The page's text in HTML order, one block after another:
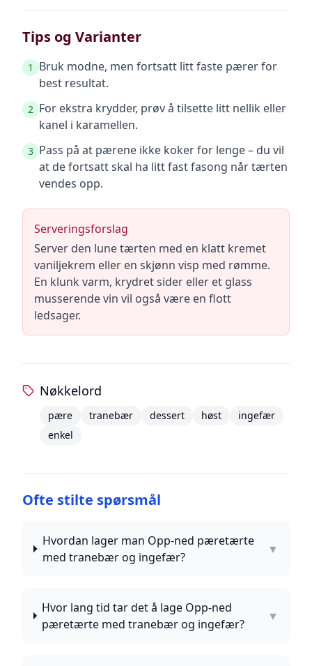
Tips og Varianter
1
Bruk modne, men fortsatt litt faste pærer for
best resultat.
2 For ekstra krydder, prøv å tilsette litt nellik eller
kanel i karamellen.
3 Pass på at pærene ikke koker for lenge – du vil
at de fortsatt skal ha litt fast fasong når tærten
vendes opp.
Serveringsforslag
Server den lune tærten med en klatt kremet
vaniljekrem eller en skjønn visp med rømme.
En klunk varm, krydret sider eller et glass
musserende vin vil også være en flott
ledsager.
Nøkkelord
pære tranebær dessert høst
ingefær
enkel
Ofte stilte spørsmål
Hvordan lager man Opp-ned pæretærte
med tranebær og ingefær?
▼
Hvor lang tid tar det å lage Opp-ned
pæretærte med tranebær og ingefær?
▼